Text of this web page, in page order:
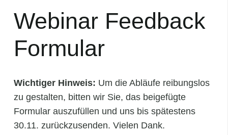
Webinar Feedback
Formular
Wichtiger Hinweis: Um die Abläufe reibungslos
zu gestalten, bitten wir Sie, das beigefügte
Formular auszufüllen und uns bis spätestens
30.11. zurückzusenden. Vielen Dank.